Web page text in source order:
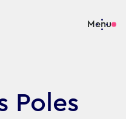
Menu
Poles